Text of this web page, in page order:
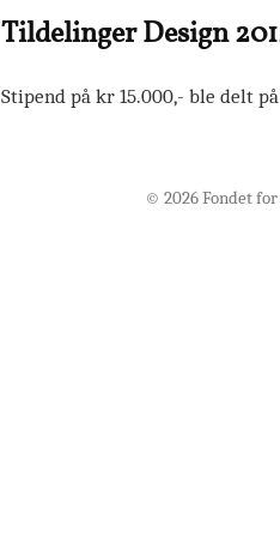
Tildelinger Design
Stipend på kr 15.000,- ble delt
© 2026 Fondet